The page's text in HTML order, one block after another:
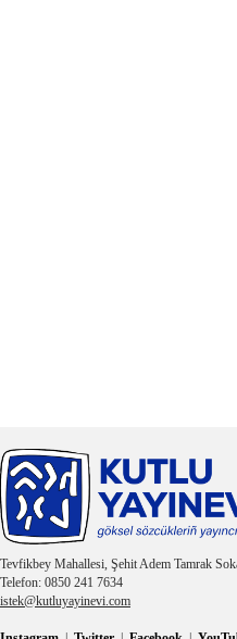
Tevfikbey Mahallesi, Şehit Adem Tamrak
Telefon: 0850 241 7634
istek@kutluyayinevi.com